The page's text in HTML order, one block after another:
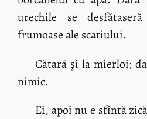
urechile se
frumoase ale scatiului.
Cătară şi la mierloi;
nimic.
Ei, apoi nu e sfîntă